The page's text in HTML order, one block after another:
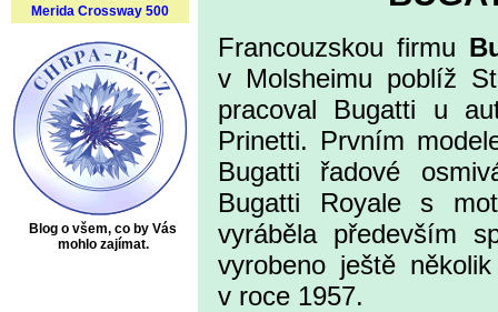
Merida Crossway 500
Blog o všem, co by Vás
mohlo zajímat.
Francouzskou firmu
v Molsheimu poblíž
pracoval Bugatti u
Prinetti. Prvním
Bugatti řadové
Bugatti Royale s
vyráběla především
vyrobeno ještě
v roce 1957.